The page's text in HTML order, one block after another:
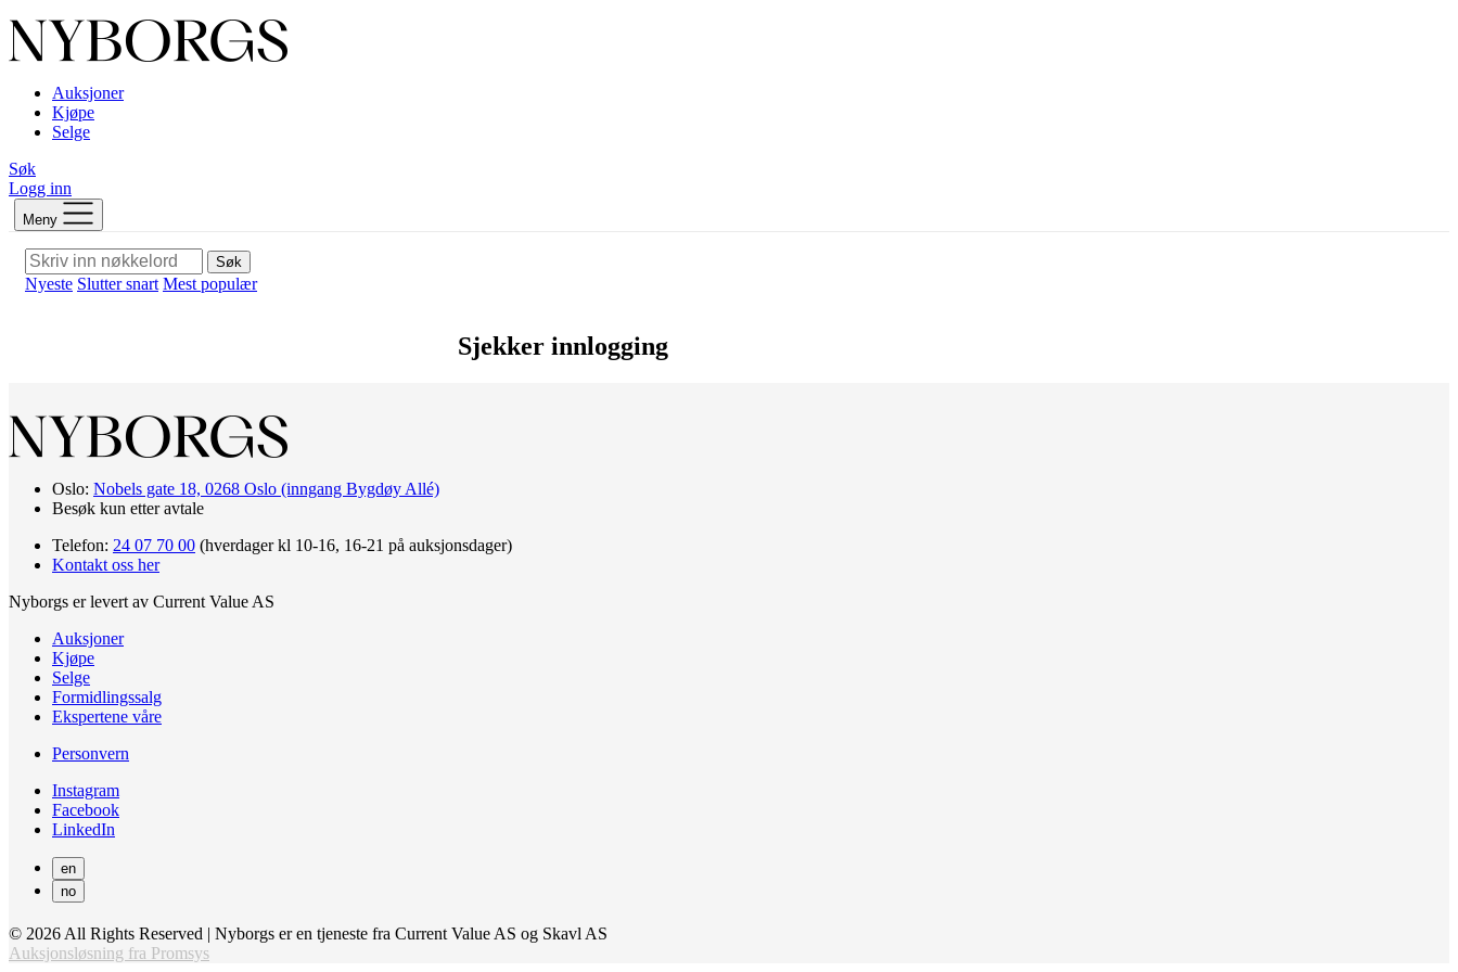
Auksjoner
Kjøpe
Selge
Søk
Logg inn
Meny
Søk
Nyeste Slutter snart Mest populær
Sjekker innlogging
Oslo: Nobels gate 18, 0268 Oslo (inngang Bygdøy Allé)
Besøk kun etter avtale
Telefon: 24 07 70 00 (hverdager kl 10-16, 16-21 på auksjonsdager)
Kontakt oss her
Nyborgs er levert av Current Value AS
Auksjoner
Kjøpe
Selge
Formidlingssalg
Ekspertene våre
Personvern
Instagram
Facebook
LinkedIn
en
no
© 2026 All Rights Reserved | Nyborgs er en tjeneste fra Current Value AS og Skavl AS
Auksjonsløsning fra Promsys